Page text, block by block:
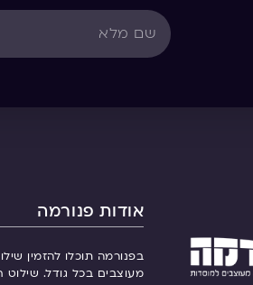
אודות פנורמה
בפנורמה תוכלו להזמין
מעוצבים בכל גודל. שילוט